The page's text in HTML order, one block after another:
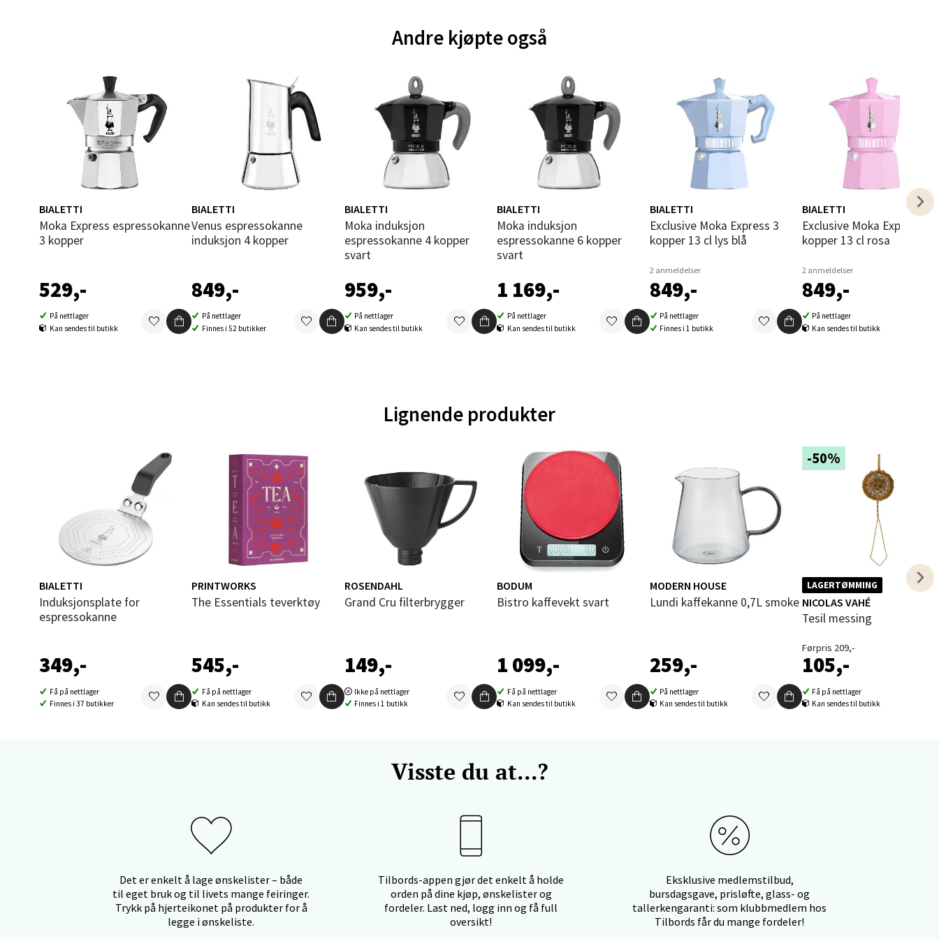
Andre kjøpte også
BIALETTI
Moka Express espressokanne
3 kopper
529,-
På nettlager
Kan sendes til butikk
BIALETTI
Venus espressokanne
induksjon 4 kopper
849,-
På nettlager
Finnes i 52 butikker
BIALETTI
Moka induksjon
espressokanne 4 kopper
svart
959,-
På nettlager
Kan sendes til butikk
BIALETTI
Moka induksjon
espressokanne 6 kopper
svart
1 169,-
På nettlager
Kan sendes til butikk
BIALETTI
Exclusive Moka Express 3
kopper 13 cl lys blå
2 anmeldelser
849,-
På nettlager
Finnes i 1 butikk
BIALETTI
Exclusive Moka Express 3
kopper 13 cl rosa
2 anmeldelser
849,-
På nettlager
Kan sendes til butikk
Lignende produkter
BIALETTI
Induksjonsplate for
espressokanne
349,-
Få på nettlager
Finnes i 37 butikker
PRINTWORKS
The Essentials teverktøy
545,-
Få på nettlager
Kan sendes til butikk
ROSENDAHL
Grand Cru filterbrygger
149,-
Ikke på nettlager
Finnes i 1 butikk
BODUM
Bistro kaffevekt svart
1 099,-
Få på nettlager
Kan sendes til butikk
MODERN HOUSE
Lundi kaffekanne 0,7L smoke
259,-
På nettlager
Kan sendes til butikk
-50%
LAGERTØMMING
NICOLAS VAHÉ
Tesil messing
Førpris 209,-
105,-
Få på nettlager
Kan sendes til butikk
Visste du at...?
Det er enkelt å lage ønskelister – både
til eget bruk og til livets mange feiringer.
Trykk på hjerteikonet på produkter for å
legge i ønskeliste.
Tilbords-appen gjør det enkelt å holde
orden på dine kjøp, ønskelister og
fordeler. Last ned, logg inn og få full
oversikt!
Eksklusive medlemstilbud,
bursdagsgave, prisløfte, glass- og
tallerkengaranti: som klubbmedlem hos
Tilbords får du mange fordeler!
Ålesund - Thon Senter Moa
0 i butikk
Molde - Moldetorget
Torget 1, 6413 Molde
0 i butikk
Narvik - Thon Senter Malmporten
Bolagsgata 1, 8514 Narvik
Åpent i dag 10-20
Velg
Bergen - Oasen Senter
0 i butikk
Velg
Oppdal - Aunasenteret
Aunasenteret, Sunndalsvegen 3, 7340 Oppdal
0 i butikk
Orkanger - Thon Senter Orkanger
Thon Senter Orkanger, Orkdalsveien 113, 7300 Orkanger
Åpent i dag 09-20
Sandvika - Thon Senter Sandvika
Bergen - Thon Senter Sartor